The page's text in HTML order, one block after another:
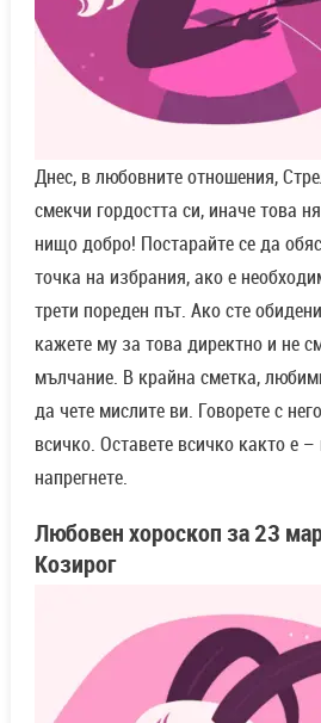
Днес, в любовните отношения,
смекчи гордостта си, иначе това
нищо добро! Постарайте се да
точка на избрания, ако е
трети пореден път. Ако сте
кажете му за това директно и не
мълчание. В крайна сметка,
да чете мислите ви. Говорете с
всичко. Оставете всичко както е
напрегнете.
Любовен хороскоп за23
Козирог